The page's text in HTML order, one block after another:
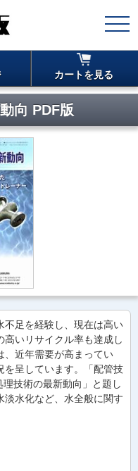
カートを見る
向 PDF版
不足を経験し、現在は高い
高いリサイクル率も達成し
、近年需要が高まってい
を呈しています。「配管技
技術の最新動向」と題し
淡水化など、水全般に関す